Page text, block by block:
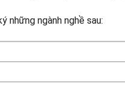
những ngành nghề sau: